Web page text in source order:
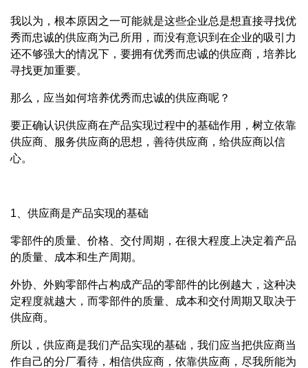
我以为，根本原因之一可能就是这些企业总是想直接寻找优
秀而忠诚的供应商为己所用，而没有意识到在企业的吸引力
还不够强大的情况下，要拥有优秀而忠诚的供应商，培养比
寻找更加重要。
那么，应当如何培养优秀而忠诚的供应商呢？
要正确认识供应商在产品实现过程中的基础作用，树立依靠
供应商、服务供应商的思想，善待供应商，给供应商以信
心。
1、供应商是产品实现的基础
零部件的质量、价格、交付周期，在很大程度上决定着产品
的质量、成本和生产周期。
外协、外购零部件占构成产品的零部件的比例越大，这种决
定程度就越大，而零部件的质量、成本和交付周期又取决于
供应商。
所以，供应商是我们产品实现的基础，我们应当把供应商当
作自己的分厂看待，相信供应商，依靠供应商，尽我所能为